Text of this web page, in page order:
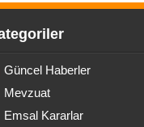
Güncel Haberler
Mevzuat
Emsal Kararlar